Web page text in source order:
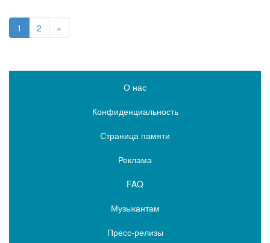
1 2 »
О нас
Конфиденциальность
Страница памяти
Реклама
FAQ
Музыкантам
Пресс-релизы